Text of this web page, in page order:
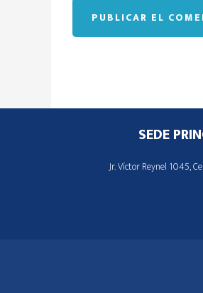
Footer SEDE
Jr. Víctor Reynel 1045,